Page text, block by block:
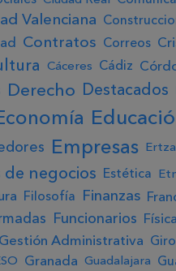
Valenciana
Contratos Correos
Cáceres Cádiz
Derecho Destacados
Empresas
de negocios Estética
Filosofía Finanzas
Funcionarios Física
Gestión Administrativa
Granada Guadalajara